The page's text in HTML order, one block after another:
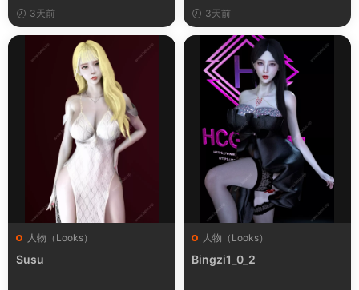
3天前 3天前
人物（Looks）
Susu
人物（Looks）
Bingzi1_0_2